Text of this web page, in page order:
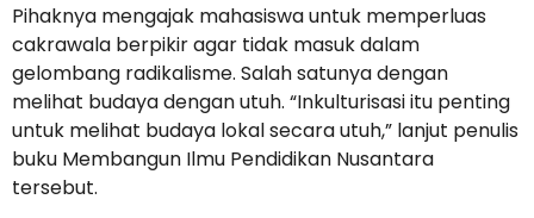
Pihaknya mengajak mahasiswa untuk memperluas
cakrawala berpikir agar tidak masuk dalam
gelombang radikalisme. Salah satunya dengan
melihat budaya dengan utuh. “Inkulturisasi itu penting
untuk melihat budaya lokal secara utuh,” lanjut penulis
buku Membangun Ilmu Pendidikan Nusantara
tersebut.